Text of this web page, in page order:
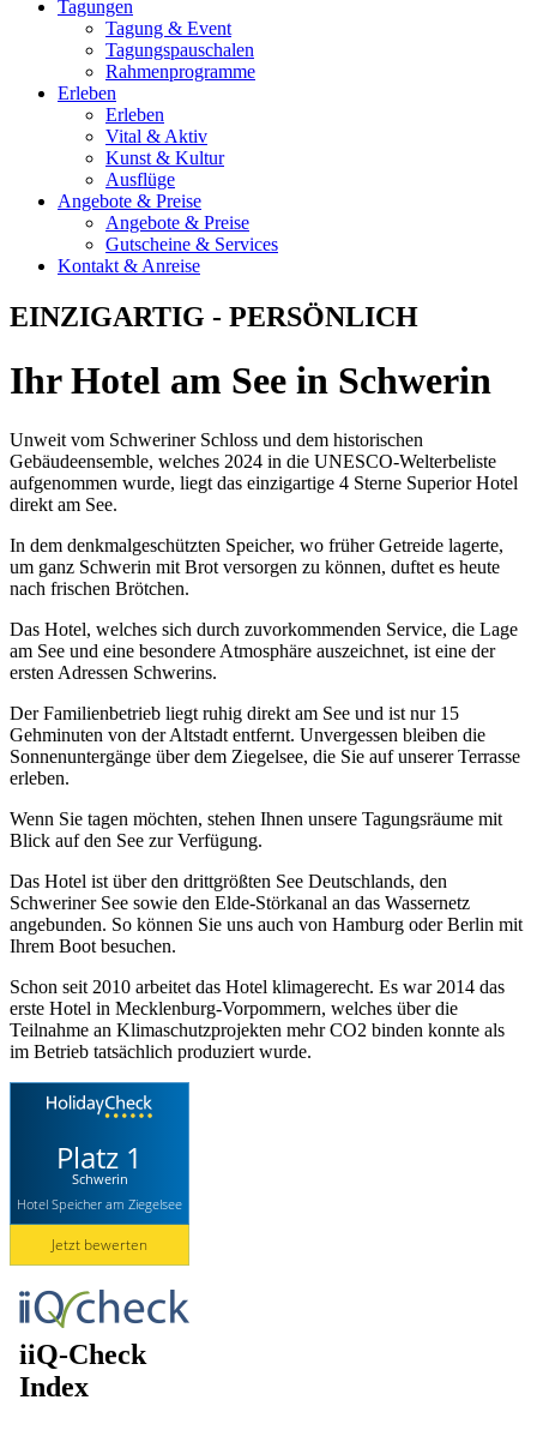
Tagungen
Tagung & Event
Tagungspauschalen
Rahmenprogramme
Erleben
Erleben
Vital & Aktiv
Kunst & Kultur
Ausflüge
Angebote & Preise
Angebote & Preise
Gutscheine & Services
Kontakt & Anreise
EINZIGARTIG - PERSÖNLICH
Ihr Hotel am See in Schwerin
Unweit vom Schweriner Schloss und dem historischen
Gebäudeensemble, welches 2024 in die UNESCO-Welterbeliste
aufgenommen wurde, liegt das einzigartige 4 Sterne Superior Hotel
direkt am See.
In dem denkmalgeschützten Speicher, wo früher Getreide lagerte,
um ganz Schwerin mit Brot versorgen zu können, duftet es heute
nach frischen Brötchen.
Das Hotel, welches sich durch zuvorkommenden Service, die Lage
am See und eine besondere Atmosphäre auszeichnet, ist eine der
ersten Adressen Schwerins.
Der Familienbetrieb liegt ruhig direkt am See und ist nur 15
Gehminuten von der Altstadt entfernt. Unvergessen bleiben die
Sonnenuntergänge über dem Ziegelsee, die Sie auf unserer Terrasse
erleben.
Wenn Sie tagen möchten, stehen Ihnen unsere Tagungsräume mit
Blick auf den See zur Verfügung.
Das Hotel ist über den drittgrößten See Deutschlands, den
Schweriner See sowie den Elde-Störkanal an das Wassernetz
angebunden. So können Sie uns auch von Hamburg oder Berlin mit
Ihrem Boot besuchen.
Schon seit 2010 arbeitet das Hotel klimagerecht. Es war 2014 das
erste Hotel in Mecklenburg-Vorpommern, welches über die
Teilnahme an Klimaschutzprojekten mehr CO2 binden konnte als
im Betrieb tatsächlich produziert wurde.
Platz 1
Schwerin
Hotel Speicher am Ziegelsee
Jetzt bewerten